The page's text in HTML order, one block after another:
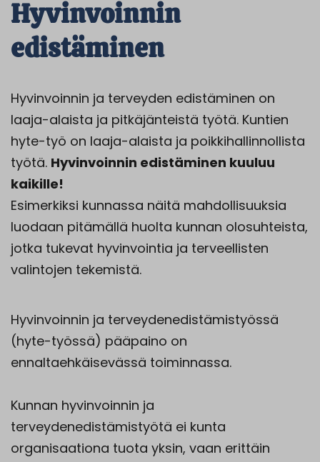
Hyvinvoinnin
edistäminen
Hyvinvoinnin ja terveyden edistäminen on
laaja-alaista ja pitkäjänteistä työtä. Kuntien
hyte-työ on laaja-alaista ja poikkihallinnollista
työtä. Hyvinvoinnin edistäminen kuuluu
kaikille!
Esimerkiksi kunnassa näitä mahdollisuuksia
luodaan pitämällä huolta kunnan olosuhteista,
jotka tukevat hyvinvointia ja terveellisten
valintojen tekemistä.
Hyvinvoinnin ja terveydenedistämistyössä
(hyte-työssä) pääpaino on
ennaltaehkäisevässä toiminnassa.
Kunnan hyvinvoinnin ja
terveydenedistämistyötä ei kunta
organisaationa tuota yksin, vaan erittäin